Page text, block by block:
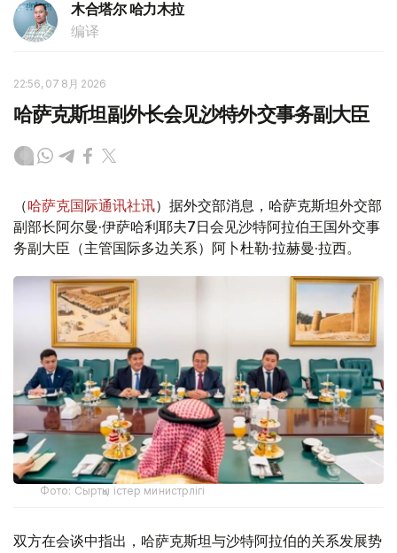
木合塔尔 哈力木拉
编译
22:56, 07 8月 2026
哈萨克斯坦副外长会见沙特外交事务副大臣
（哈萨克国际通讯社讯）据外交部消息，哈萨克斯坦外交部
副部长阿尔曼·伊萨哈利耶夫7日会见沙特阿拉伯王国外交事
务副大臣（主管国际多边关系）阿卜杜勒·拉赫曼·拉西。
Фото: Сыртқы істер министрлігі
双方在会谈中指出，哈萨克斯坦与沙特阿拉伯的关系发展势